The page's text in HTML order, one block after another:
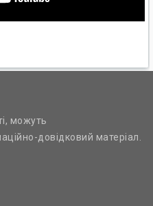
можуть
довідковий матеріал.